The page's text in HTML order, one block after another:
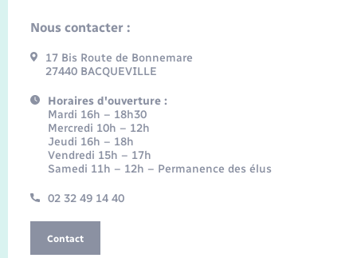
Nous contacter :
17 Bis Route de Bonnemare
27440 BACQUEVILLE
Horaires d'ouverture :
Mardi 16h – 18h30
Mercredi 10h – 12h
Jeudi 16h – 18h
Vendredi 15h – 17h
Samedi 11h – 12h – Permanence des élus
02 32 49 14 40
Contact